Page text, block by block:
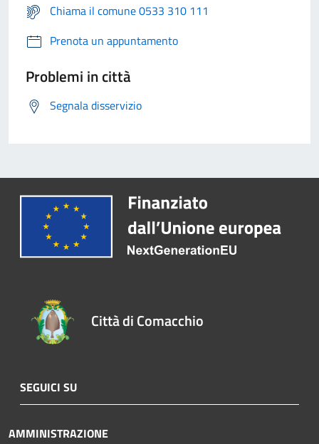
Chiama il comune 0533 310 111
Prenota un appuntamento
Problemi in città
Segnala disservizio
Città di Comacchio
SEGUICI SU
AMMINISTRAZIONE